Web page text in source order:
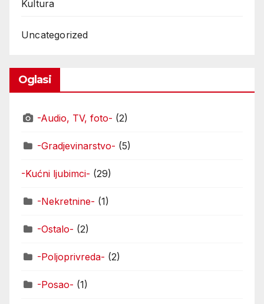
Kultura
Uncategorized
Oglasi
-Audio, TV, foto- (2)
-Gradjevinarstvo- (5)
-Kućni ljubimci- (29)
-Nekretnine- (1)
-Ostalo- (2)
-Poljoprivreda- (2)
-Posao- (1)